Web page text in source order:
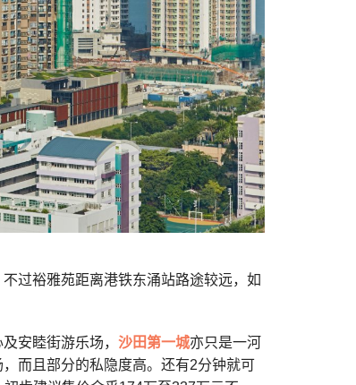
过裕雅苑距离港铁东涌站路途较远，如
安睦街游乐场， 沙田第一城亦只是一河
而且部分的私隐度高。还有2分钟就可